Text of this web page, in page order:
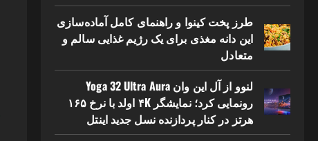
طرز پخت کینوا و راهنمای کامل آماده‌سازی
این دانه مغذی برای یک رژیم غذایی سالم و
متعادل
لنوو از آل این وان Yoga 32 Ultra Aura
رونمایی کرد؛ نمایشگر ۴K اولد با نرخ ۱۶۵
هرتز در کنار پردازنده نسل جدید اینتل